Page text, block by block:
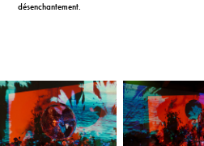
désenchantement.